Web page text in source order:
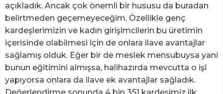
açıkladık. Ancak çok önemli bir hususu da buradan
belirtmeden geçemeyeceğim. Özellikle genç
kardeşlerimizin ve kadın girişimcilerin bu üretimin
içerisinde olabilmesi için de onlara ilave avantajlar
sağlamış olduk. Eğer bir de meslek mensubuysa yani
bunun eğitimini almışsa, halihazırda mevcutta o işi
yapıyorsa onlara da ilave ek avantajlar sağladık.